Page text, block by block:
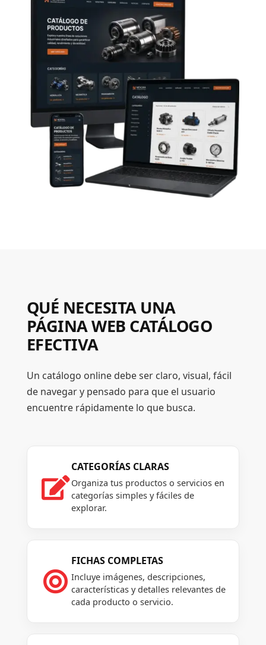
QUÉ NECESITA UNA
PÁGINA WEB CATÁLOGO
EFECTIVA
Un catálogo online debe ser claro, visual, fácil
de navegar y pensado para que el usuario
encuentre rápidamente lo que busca.

CATEGORÍAS CLARAS
Organiza tus productos o servicios en
categorías simples y fáciles de
explorar.

FICHAS COMPLETAS
Incluye imágenes, descripciones,
características y detalles relevantes de
cada producto o servicio.